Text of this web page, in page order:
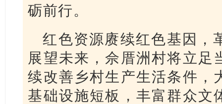
砺前行。
红色资源赓续红色基因，
展望未来，佘厝洲村将立足
续改善乡村生产生活条件，
基础设施短板，丰富群众文